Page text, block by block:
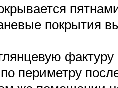
покрытия
фактуру
периметру